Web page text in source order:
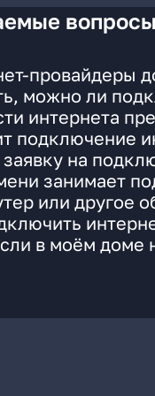
вопросы
провайдеры
можно ли
интернета
подключение
заявку на
занимает
или другое
в моём доме